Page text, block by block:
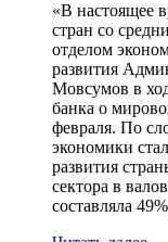
«В настоящее
стран со
отделом
развития
Мовсумов в
банка о
февраля. По
экономики
развития
сектора в
составляла